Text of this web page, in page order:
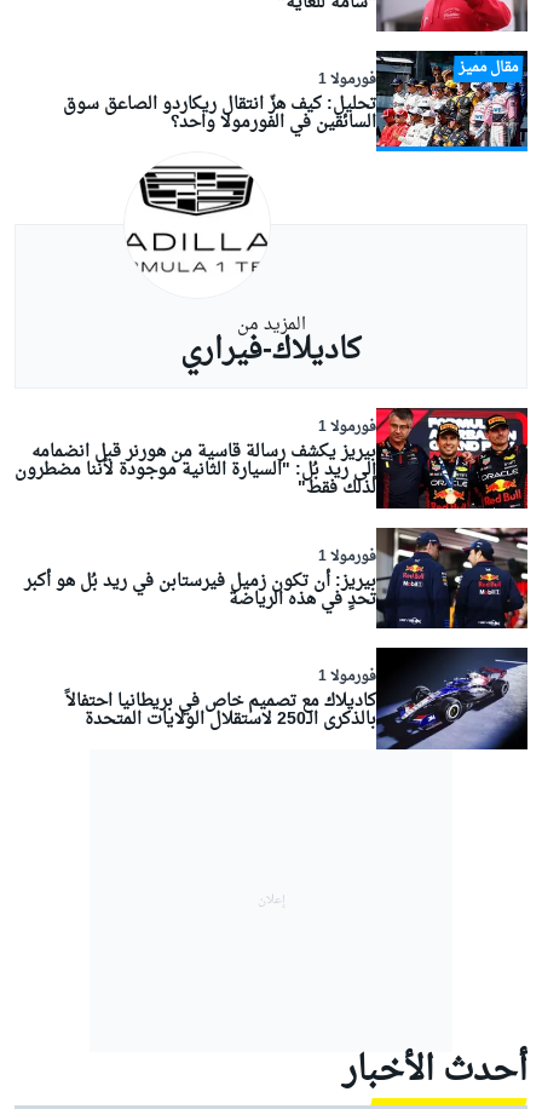
مقال مميز فورمولا 1
تحليل: كيف هزّ انتقال ريكاردو الصاعق سوق
السائقين في الفورمولا واحد؟
المزيد من
كاديلاك-فيراري
فورمولا 1
بيريز يكشف رسالة قاسية من هورنر قبل انضمامه
إلى ريد بُل: "السيارة الثانية موجودة لأننا مضطرون
لذلك فقط"
فورمولا 1
بيريز: أن تكون زميل فيرستابن في ريد بُل هو أكبر
تحدٍ في هذه الرياضة
فورمولا 1
كاديلاك مع تصميم خاص في بريطانيا احتفالاً
بالذكرى الـ250 لاستقلال الولايات المتحدة
أحدث الأخبار